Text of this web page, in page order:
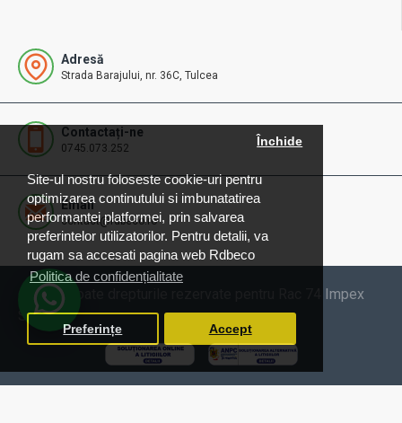
Site-ul nostru foloseste cookie-uri pentru
optimizarea continutului si imbunatatirea
performantei platformei, prin salvarea
preferintelor utilizatorilor. Pentru detalii, va
rugam sa accesati pagina web Rdbeco
Politica de confidențialitate
Închide
Preferințe Accept
Adresă
Strada Barajului, nr. 36C, Tulcea
Contactați-ne
0745.073.252
Email
contact@rdbeco.ro
© 2025 Toate drepturile rezervate pentru Rac 74 Impex
SRL